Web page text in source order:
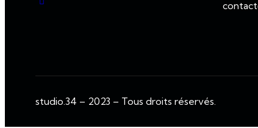
studio.34 – 2023 – Tous droits réservés.